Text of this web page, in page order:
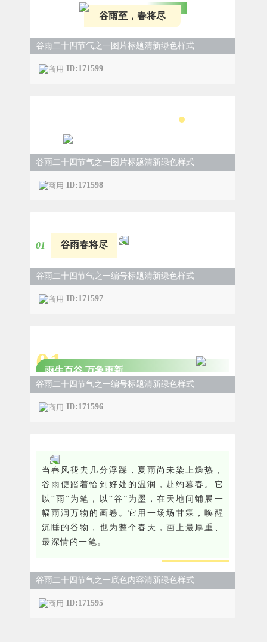
谷雨至，春将尽
谷雨二十四节气之一图片标题清新绿色样式
ID:171599
谷雨二十四节气之一图片标题清新绿色样式
ID:171598
01 谷雨春将尽
谷雨二十四节气之一编号标题清新绿色样式
ID:171597
01
雨生百谷 万象更新
谷雨二十四节气之一编号标题清新绿色样式
ID:171596
当春风褪去几分浮躁，夏雨尚未染上燥热，
谷雨便踏着恰到好处的温润，赴约暮春。它
以“雨”为笔，以“谷”为墨，在天地间铺展一
幅雨润万物的画卷。它用一场场甘霖，唤醒
沉睡的谷物，也为整个春天，画上最厚重、
最深情的一笔。
谷雨二十四节气之一底色内容清新绿色样式
ID:171595